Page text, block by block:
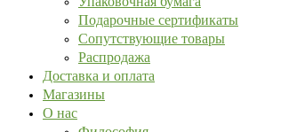
Подарочные сертификаты
Сопутствующие товары
Распродажа
Доставка и оплата
Магазины
О нас